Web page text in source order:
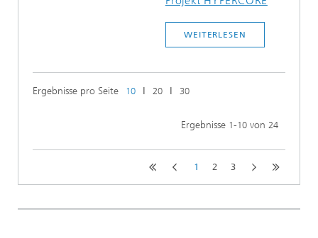
WEITERLESEN
Ergebnisse pro Seite 10 ǀ 20 ǀ 30
Ergebnisse 1-10 von 24
1 2 3